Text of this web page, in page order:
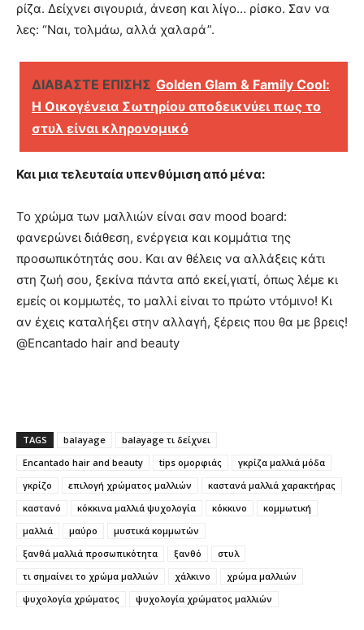
ρίζα. Δείχνει σιγουριά, άνεση και λίγο… ρίσκο. Σαν να
λες: “Ναι, τολμάω, αλλά χαλαρά”.
ΔΙΑΒΑΣΤΕ ΕΠΙΣΗΣ Golden Glam & Family Cool:
Η Οικογένεια Σωτηρίου αποδεικνύει πως το
στυλ είναι κληρονομικό
Και μια τελευταία υπενθύμιση από μένα:
Το χρώμα των μαλλιών είναι σαν mood board:
φανερώνει διάθεση, ενέργεια και κομμάτια της
προσωπικότητάς σου. Και αν θέλεις να αλλάξεις κάτι
στη ζωή σου, ξεκίνα πάντα από εκεί,γιατί, όπως λέμε κι
εμείς οι κομμωτές, το μαλλί είναι το πρώτο ντόμινο! Κι
αν έχεις καταλήξει στην αλλαγή, ξέρεις που θα με βρεις!
@Encantado hair and beauty
TAGS balayage
balayage τι δείχνει
Encantado hair and beauty
tips ομορφιάς
γκρίζα μαλλιά μόδα
γκρίζο
επιλογή χρώματος μαλλιών
καστανά μαλλιά χαρακτήρας
καστανό
κόκκινα μαλλιά ψυχολογία κόκκινο
κομμωτική
μαλλιά
μαύρο
μυστικά κομμωτών
ξανθά μαλλιά προσωπικότητα
ξανθό
στυλ
τι σημαίνει το χρώμα μαλλιών
χάλκινο
χρώμα μαλλιών
ψυχολογία χρώματος
ψυχολογία χρώματος μαλλιών